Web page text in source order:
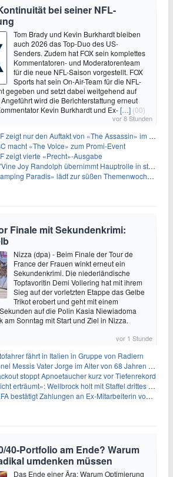
bei seiner NFL-
Tom Brady und Kevin Burkhardt bleiben
auch 2026 das Top-Duo des US-
Senders. Zudem hat FOX sein komplettes
Kommentatoren- und Moderatorenteam
für die neue NFL-Saison vorgestellt. FOX
Sports hat sein On-Air-Team für die NFL-
gegeben und setzt dabei weitgehend auf
wird die Berichterstattung erneut
Kevin Burkhardt und Ex-[…] (00)
vor 8 Stunden
zeigt nur den Auftakt von «The Assassin» im Fernsehen
macht «The Voice» zum Promi-Event
zeigt vierte «Precht»-Ausgabe
Joy Randolph übernimmt Hauptrolle in starbesetzter schwarzer Komödie
Paradis» lädt zur süßen Themenwoche ein
Finale mit Sekundenkrimi:
Nizza (dpa) - Beim Finale der Tour de
France der Frauen winkt erneut ein
Sekundenkrimi. Die niederländische
Topfavoritin Demi Vollering hat mit ihrem
Sieg auf der vorletzten Etappe das Gelbe
Trikot erobert und geht mit einem
auf die Polin Kasia Niewiadoma
am Sonntag mit Start und Ziel in Nizza.
vor 1 Stunde
fährt in Italien in Gruppe von Radlern
Messis Vater Jorge im Alter von 68 Jahren gestorben
stoppt Apnoetaucher kurz vor Tiefenrekord
erträumt»: Wellbrock holt mit Staffel drittes EM-Gold
bestätigt Zahlungen an Ex-Mitarbeiterin von Infantino
40-Portfolio am Ende? Warum
umdenken müssen
Das Ende einer Ära: Warum Optimierung